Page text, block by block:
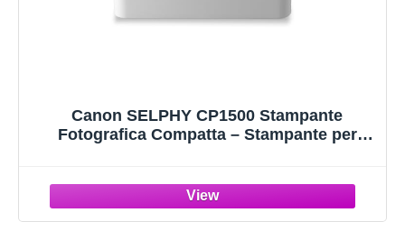
Canon SELPHY CP1500 Stampante
Fotografica Compatta – Stampante per
Ideale per Album di Ritagli e Album
Fotografici, Bianco